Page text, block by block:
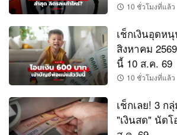
10 ชั่วโมงที่แล้ว
เช็กเงินอุดห
สิงหาคม
นี้ 10 ส.ค. 69
10 ชั่วโมงที่แล้ว
เช็กเลย! 3 ก
"เงินสด" นัด